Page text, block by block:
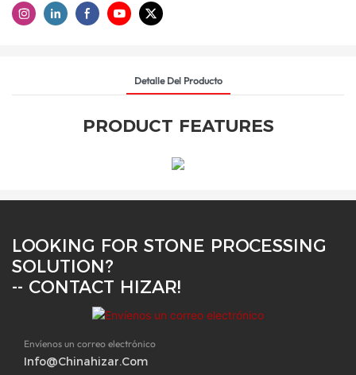
Detalle Del Producto
PRODUCT FEATURES
LOOKING FOR STONE PROCESSING
SOLUTION?
-- CONTACT HIZAR!
Envíenos un correo electrónico
Info@chinahizar.com